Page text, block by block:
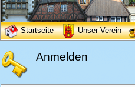
Startseite Unser Verein
Anmelden